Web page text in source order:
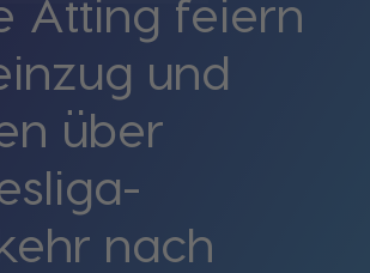
Atting feiern
und
über
nach